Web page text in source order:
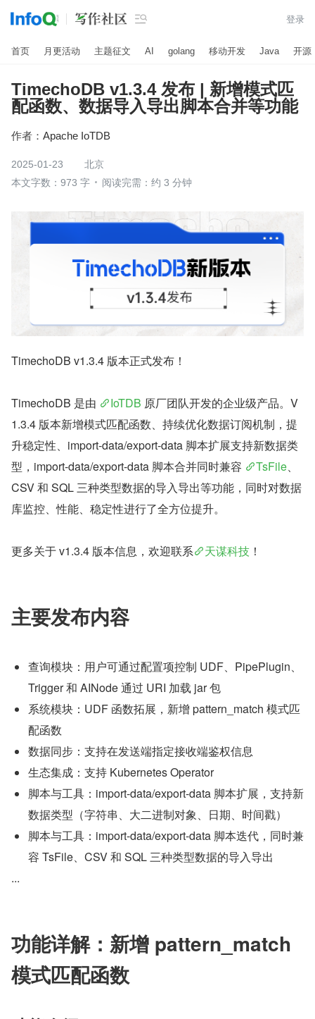
 登录
首页 月更活动 主题征文 AI golang 移动开发 Java 开源
TimechoDB v1.3.4 发布 | 新增模式匹
配函数、数据导入导出脚本合并等功能
作者： Apache IoTDB
2025-01-23
北京
本文字数：973 字
阅读完需：约 3 分钟
TimechoDB v1.3.4 版本正式发布！
TimechoDB 是由 IoTDB 原厂团队开发的企业级产品。V
1.3.4 版本新增模式匹配函数、持续优化数据订阅机制，提
升稳定性、import-data/export-data 脚本扩展支持新数据类
型，import-data/export-data 脚本合并同时兼容
TsFile、
CSV 和 SQL 三种类型数据的导入导出等功能，同时对数据
库监控、性能、稳定性进行了全方位提升。
更多关于 v1.3.4 版本信息，欢迎联系 天谋科技 ！
主要发布内容
查询模块：用户可通过配置项控制 UDF、PipePlugin、
Trigger 和 AINode 通过 URI 加载 jar 包
系统模块：UDF 函数拓展，新增 pattern_match 模式匹
配函数
数据同步：支持在发送端指定接收端鉴权信息
生态集成：支持 Kubernetes Operator
脚本与工具：import-data/export-data 脚本扩展，支持新
数据类型（字符串、大二进制对象、日期、时间戳）
脚本与工具：import-data/export-data 脚本迭代，同时兼
容 TsFile、CSV 和 SQL 三种类型数据的导入导出
...
功能详解：新增 pattern_match
模式匹配函数